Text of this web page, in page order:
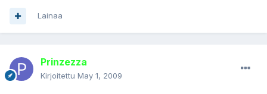
Lainaa
Prinzezza
Kirjoitettu May 1, 2009